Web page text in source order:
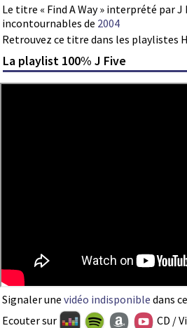
Le titre « Find A Way » interprété par
incontournables de 2004
Retrouvez ce titre dans les playlistes
La playlist 100% J Five
Signaler une vidéo indisponible dans
Ecouter sur
CD /